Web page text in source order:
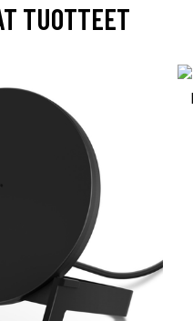
TUOTTEET